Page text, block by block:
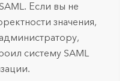
SAML. Если вы не
значения,
систему SAML